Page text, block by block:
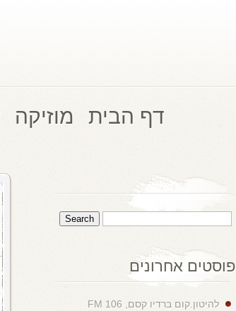
דף הבית מוזיקה
פוסטים אחרונים
להיטון.קום ברדיו קסם, 106 FM